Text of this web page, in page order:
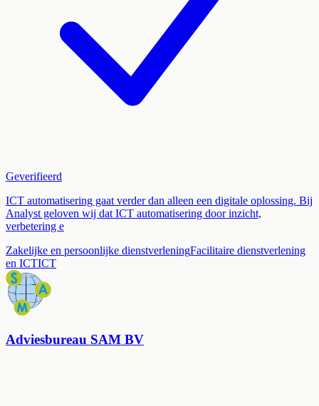
Geverifieerd
ICT automatisering gaat verder dan alleen een digitale oplossing. Bij
Analyst geloven wij dat ICT automatisering door inzicht,
verbetering e
Zakelijke en persoonlijke dienstverleningFacilitaire dienstverlening
en ICTICT
Adviesbureau SAM BV